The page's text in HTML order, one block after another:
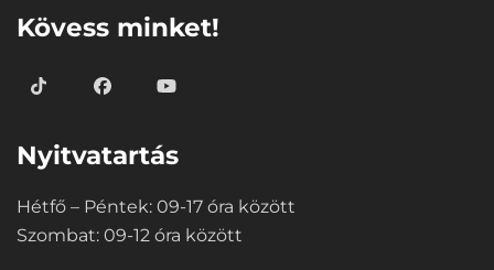
Kövess minket!
Nyitvatartás
Hétfő – Péntek: 09-17 óra között
Szombat: 09-12 óra között